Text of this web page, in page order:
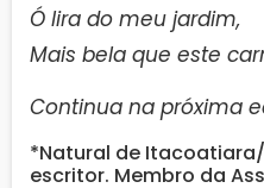
Ó lira do meu jardim,
Mais bela que este
Continua na próxima
*Natural de
escritor. Membro da